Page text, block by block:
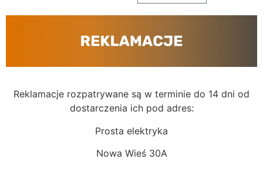
Reklamacje rozpatrywane są w terminie do 14 dni od
dostarczenia ich pod adres:
Prosta elektryka
Nowa Wieś 30A